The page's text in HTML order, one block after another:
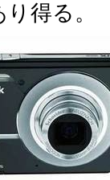
得る。